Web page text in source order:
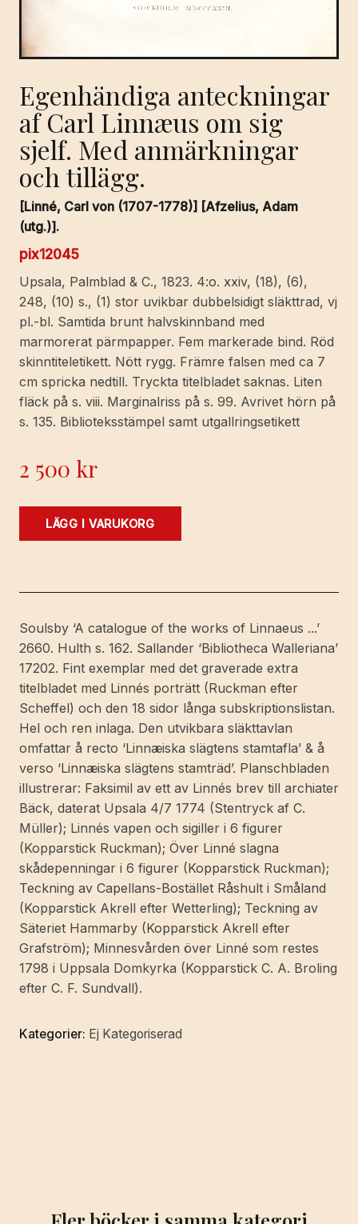
Egenhändiga anteckningar
af Carl Linnæus om sig
sjelf. Med anmärkningar
och tillägg.
[Linné, Carl von (1707-1778)] [Afzelius, Adam
(utg.)].
pix12045
Upsala, Palmblad & C., 1823. 4:o. xxiv, (18), (6),
248, (10) s., (1) stor uvikbar dubbelsidigt släkttrad, vj
pl.-bl. Samtida brunt halvskinnband med
marmorerat pärmpapper. Fem markerade bind. Röd
skinntiteletikett. Nött rygg. Främre falsen med ca 7
cm spricka nedtill. Tryckta titelbladet saknas. Liten
fläck på s. viii. Marginalriss på s. 99. Avrivet hörn på
s. 135. Biblioteksstämpel samt utgallringsetikett
2 500 kr
Egenhändiga
Linnæus
sig
sjelf.
Med
anmärkningar
och
tillägg.
mängd
LÄGG I VARUKORG
Soulsby ‘A catalogue of the works of Linnaeus ...’
2660. Hulth s. 162. Sallander ‘Bibliotheca Walleriana’
17202. Fint exemplar med det graverade extra
titelbladet med Linnés porträtt (Ruckman efter
Scheffel) och den 18 sidor långa subskriptionslistan.
Hel och ren inlaga. Den utvikbara släkttavlan
omfattar å recto ‘Linnæiska slägtens stamtafla’ & å
verso ‘Linnæiska slägtens stamträd’. Planschbladen
illustrerar: Faksimil av ett av Linnés brev till archiater
Bäck, daterat Upsala 4/7 1774 (Stentryck af C.
Müller); Linnés vapen och sigiller i 6 figurer
(Kopparstick Ruckman); Över Linné slagna
skådepenningar i 6 figurer (Kopparstick Ruckman);
Teckning av Capellans-Bostället Råshult i Småland
(Kopparstick Akrell efter Wetterling); Teckning av
Säteriet Hammarby (Kopparstick Akrell efter
Grafström); Minnesvården över Linné som restes
1798 i Uppsala Domkyrka (Kopparstick C. A. Broling
efter C. F. Sundvall).
Kategorier: Ej Kategoriserad